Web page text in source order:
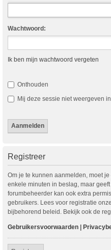
Wachtwoord:
Ik ben mijn wachtwoord vergeten
Onthouden
Mij deze sessie niet weergeven
Registreer
Om je te kunnen aanmelden, moet
enkele minuten in beslag, maar
forumbeheerder kan ook extra
gebruikers. Lees voor registratie
bijbehorend beleid. Bekijk ook de
Gebruikersvoorwaarden |